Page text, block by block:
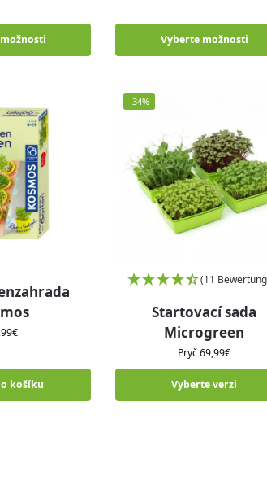
Vyberte možnosti
€
košíku
-34%
(11
Startovací sada
Microgreen
Pryč69,99€
Vyberte verzi